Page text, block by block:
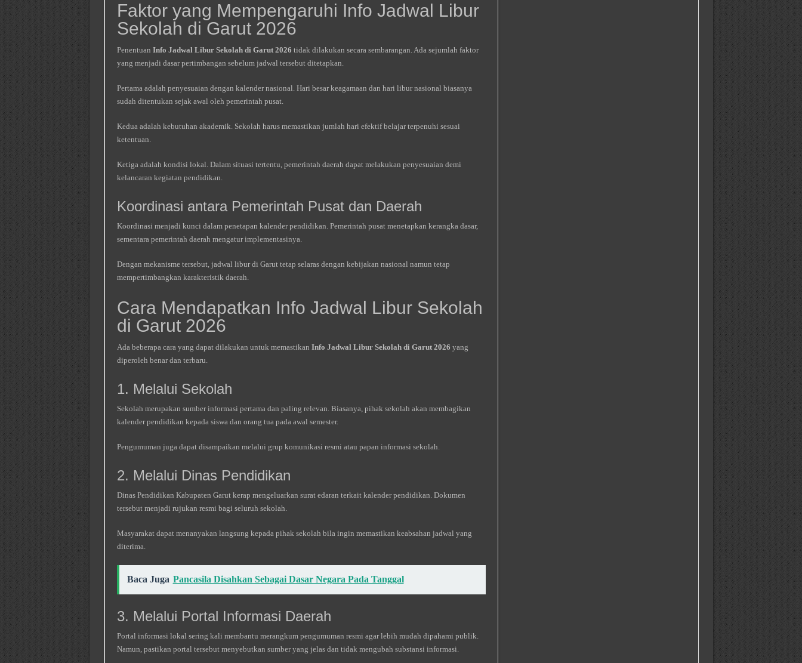
Faktor yang Mempengaruhi Info Jadwal Libur
Sekolah di Garut 2026
Penentuan Info Jadwal Libur Sekolah di Garut 2026 tidak dilakukan secara sembarangan. Ada sejumlah faktor
yang menjadi dasar pertimbangan sebelum jadwal tersebut ditetapkan.
Pertama adalah penyesuaian dengan kalender nasional. Hari besar keagamaan dan hari libur nasional biasanya
sudah ditentukan sejak awal oleh pemerintah pusat.
Kedua adalah kebutuhan akademik. Sekolah harus memastikan jumlah hari efektif belajar terpenuhi sesuai
ketentuan.
Ketiga adalah kondisi lokal. Dalam situasi tertentu, pemerintah daerah dapat melakukan penyesuaian demi
kelancaran kegiatan pendidikan.
Koordinasi antara Pemerintah Pusat dan Daerah
Koordinasi menjadi kunci dalam penetapan kalender pendidikan. Pemerintah pusat menetapkan kerangka dasar,
sementara pemerintah daerah mengatur implementasinya.
Dengan mekanisme tersebut, jadwal libur di Garut tetap selaras dengan kebijakan nasional namun tetap
mempertimbangkan karakteristik daerah.
Cara Mendapatkan Info Jadwal Libur Sekolah
di Garut 2026
Ada beberapa cara yang dapat dilakukan untuk memastikan Info Jadwal Libur Sekolah di Garut 2026 yang
diperoleh benar dan terbaru.
1. Melalui Sekolah
Sekolah merupakan sumber informasi pertama dan paling relevan. Biasanya, pihak sekolah akan membagikan
kalender pendidikan kepada siswa dan orang tua pada awal semester.
Pengumuman juga dapat disampaikan melalui grup komunikasi resmi atau papan informasi sekolah.
2. Melalui Dinas Pendidikan
Dinas Pendidikan Kabupaten Garut kerap mengeluarkan surat edaran terkait kalender pendidikan. Dokumen
tersebut menjadi rujukan resmi bagi seluruh sekolah.
Masyarakat dapat menanyakan langsung kepada pihak sekolah bila ingin memastikan keabsahan jadwal yang
diterima.
Baca Juga Pancasila Disahkan Sebagai Dasar Negara Pada Tanggal
3. Melalui Portal Informasi Daerah
Portal informasi lokal sering kali membantu merangkum pengumuman resmi agar lebih mudah dipahami publik.
Namun, pastikan portal tersebut menyebutkan sumber yang jelas dan tidak mengubah substansi informasi.